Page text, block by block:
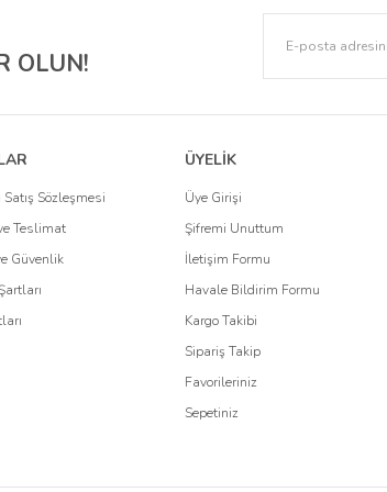
karşı korurken, estetik tasarımıyla cihazınızın şıklığını
de korur. Ayrıca, paperlike dokusuyla çizim ve yazma
çözümler sunar. Özellikle, kurumsal firmaların
tasarlanmıştır. Dayanıklı malzemeleri, mükemmel uyumu ve
ilk günkü performansını uzun süre koruyabilirsiniz.
OLUN!
Sözleşmesi
Teslimat
Güvenlik
ÜYELİK
Üye Girişi
Şifremi Unuttum
İletişim Formu
Havale Bildirim Formu
Kargo Takibi
Sipariş Takip
Favorileriniz
Sepetiniz